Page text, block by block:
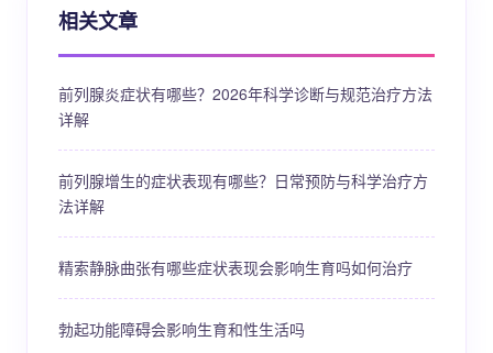
相关文章
前列腺炎症状有哪些？2026年科学诊断与规范治疗方法
详解
前列腺增生的症状表现有哪些？日常预防与科学治疗方
法详解
精索静脉曲张有哪些症状表现会影响生育吗如何治疗
勃起功能障碍会影响生育和性生活吗